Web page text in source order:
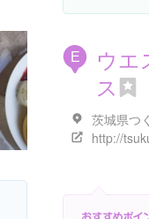
E
ウエ
ス